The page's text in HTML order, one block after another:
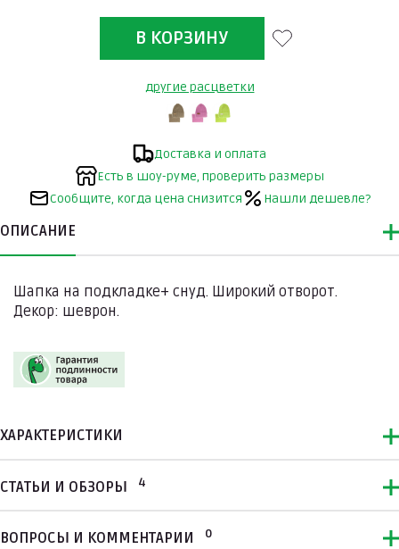
другие расцветки
Доставка и оплата
Есть в шоу-руме, проверить размеры
Сообщите, когда цена снизится
Нашли дешевле?
ОПИСАНИЕ
Шапка на подкладке+ снуд. Широкий отворот.
Декор: шеврон.
ХАРАКТЕРИСТИКИ
СТАТЬИ И ОБЗОРЫ 4
ВОПРОСЫ И КОММЕНТАРИИ 0